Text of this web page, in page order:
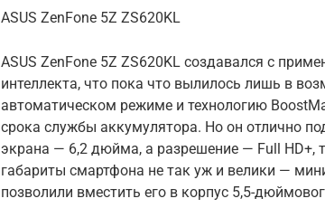
ASUS ZenFone 5Z ZS620KL
ASUS ZenFone 5Z ZS620KL создавался с
интеллекта, что пока что вылилось лишь в
автоматическом режиме и технологию
срока службы аккумулятора. Но он отлично
экрана — 6,2 дюйма, а разрешение — Full HD+,
габариты смартфона не так уж и велики —
позволили вместить его в корпус 5,5-